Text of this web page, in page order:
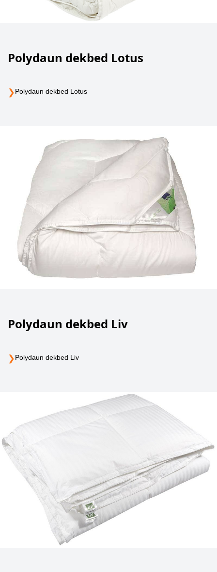
Polydaun dekbed Lotus
❯Polydaun dekbed Lotus
Polydaun dekbed Liv
❯Polydaun dekbed Liv